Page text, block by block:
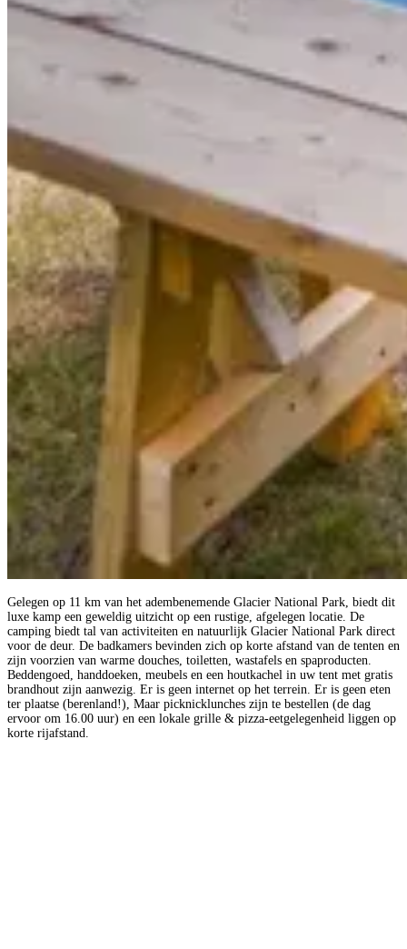
Gelegen op 11 km van het adembenemende Glacier National Park, biedt dit
luxe kamp een geweldig uitzicht op een rustige, afgelegen locatie. De
camping biedt tal van activiteiten en natuurlijk Glacier National Park direct
voor de deur. De badkamers bevinden zich op korte afstand van de tenten en
zijn voorzien van warme douches, toiletten, wastafels en spaproducten.
Beddengoed, handdoeken, meubels en een houtkachel in uw tent met gratis
brandhout zijn aanwezig. Er is geen internet op het terrein. Er is geen eten
ter plaatse (berenland!), Maar picknicklunches zijn te bestellen (de dag
ervoor om 16.00 uur) en een lokale grille & pizza-eetgelegenheid liggen op
korte rijafstand.